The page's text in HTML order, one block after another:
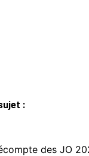
:
des JO